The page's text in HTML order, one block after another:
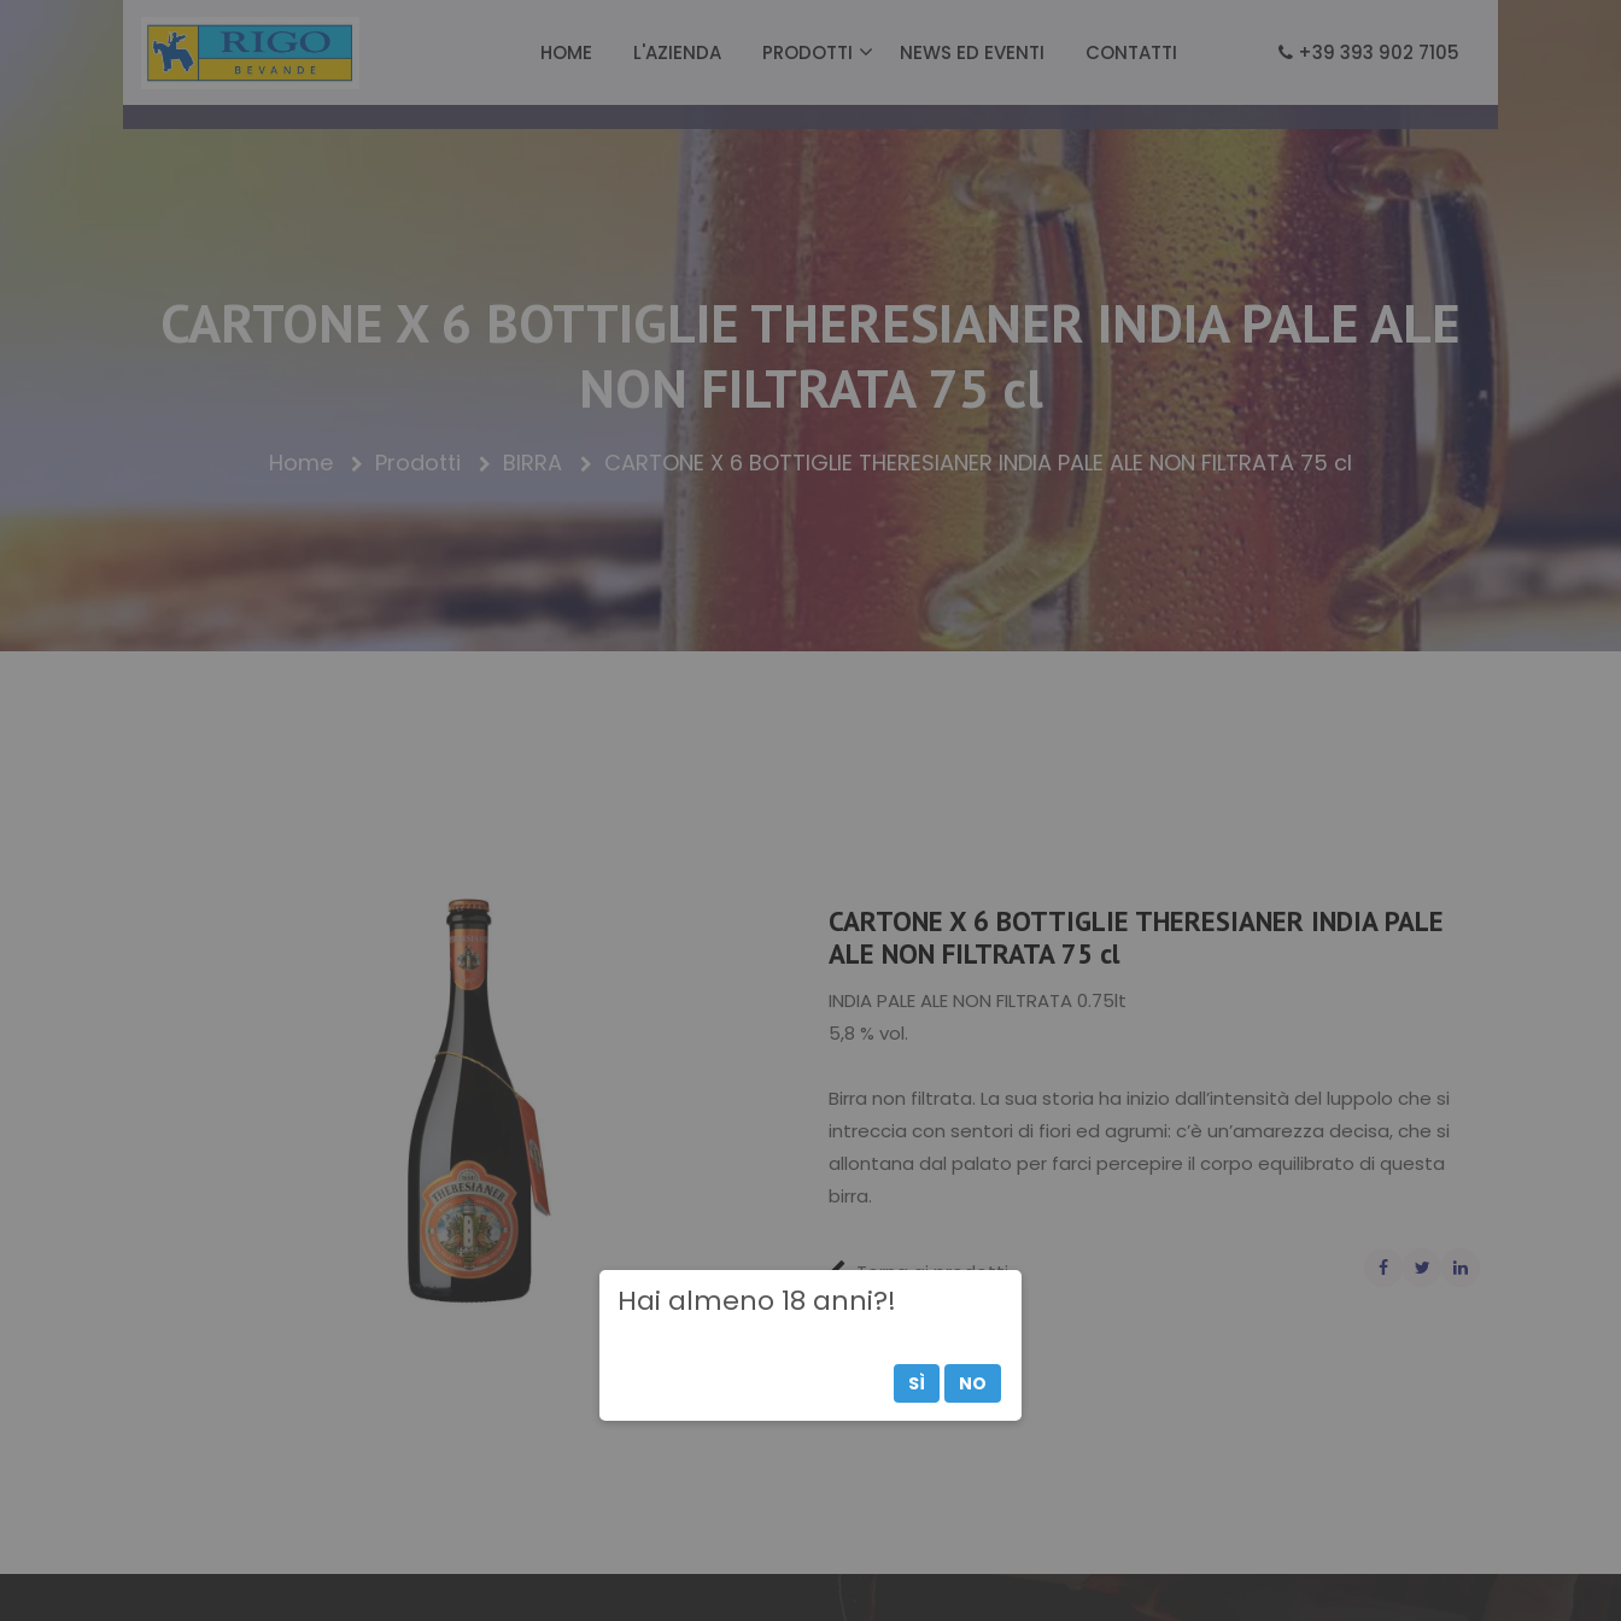
HOME L'AZIENDA PRODOTTI NEWS ED EVENTI CONTATTI +39 393 902 7105
CARTONE X 6 BOTTIGLIE THERESIANER INDIA PALE ALE
NON FILTRATA 75 cl
Home Prodotti BIRRA CARTONE X 6 BOTTIGLIE THERESIANER INDIA PALE ALE NON FILTRATA 75 cl
CARTONE X 6 BOTTIGLIE THERESIANER INDIA PALE
ALE NON FILTRATA 75 cl
INDIA PALE ALE NON FILTRATA 0.75lt
5,8 % vol.
Birra non filtrata. La sua storia ha inizio dall’intensità del luppolo che si
intreccia con sentori di fiori ed agrumi: c’è un’amarezza decisa, che si
allontana dal palato per farci percepire il corpo equilibrato di questa
birra.
Torna ai prodotti
Hai almeno 18 anni?!
SÌ NO